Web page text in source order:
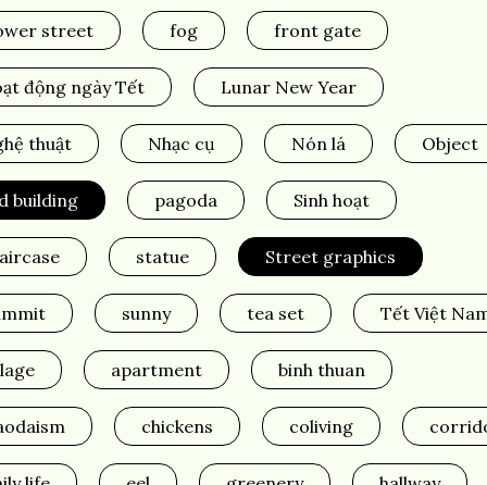
street fog front gate
động ngày Tết Lunar New Year
thuật Nhạc cụ Nón lá Object
building pagoda Sinh hoạt
statue Street graphics
sunny tea set Tết Việt
apartment binh thuan
chickens coliving